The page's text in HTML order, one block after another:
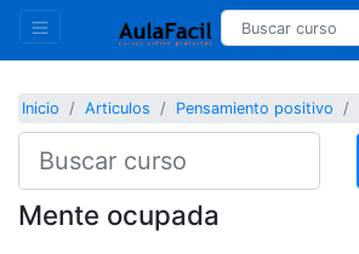
Inicio Articulos Pensamiento positivo
Mente ocupada